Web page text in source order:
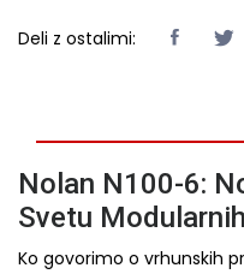
Deli z ostalimi:
Nolan N100-6:
Svetu
Ko govorimo o vrhunskih